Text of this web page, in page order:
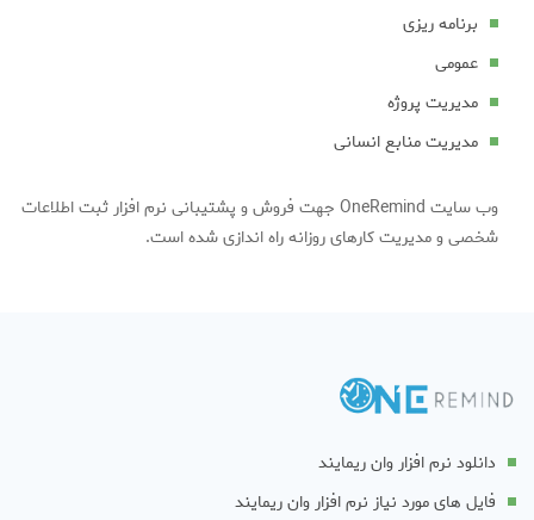
برنامه ریزی
عمومی
مدیریت پروژه
مدیریت منابع انسانی
وب سایت OneRemind جهت فروش و پشتیبانی نرم افزار ثبت اطلاعات
شخصی و مدیریت کارهای روزانه راه اندازی شده است.
دانلود نرم افزار وان ریمایند
فایل های مورد نیاز نرم افزار وان ریمایند